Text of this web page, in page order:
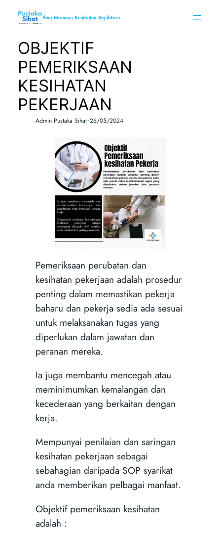
Ilmu Memacu Kesihatan Sejahtera
OBJEKTIF
PEMERIKSAAN
KESIHATAN
PEKERJAAN
Admin Pustaka Sihat•26/05/2024
Pemeriksaan perubatan dan
kesihatan pekerjaan adalah prosedur
penting dalam memastikan pekerja
baharu dan pekerja sedia ada sesuai
untuk melaksanakan tugas yang
diperlukan dalam jawatan dan
peranan mereka.
Ia juga membantu mencegah atau
meminimumkan kemalangan dan
kecederaan yang berkaitan dengan
kerja.
Mempunyai penilaian dan saringan
kesihatan pekerjaan sebagai
sebahagian daripada SOP syarikat
anda memberikan pelbagai manfaat.
Objektif pemeriksaan kesihatan
adalah :